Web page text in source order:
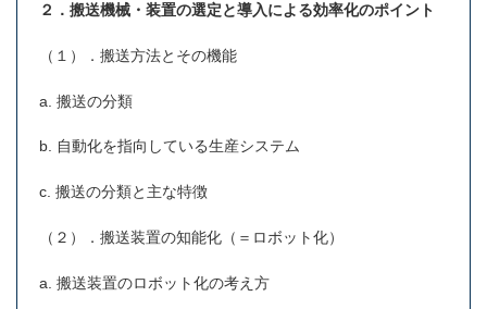
２．搬送機械・装置の選定と導入による効率化のポイント
（１）．搬送方法とその機能
a. 搬送の分類
b. 自動化を指向している生産システム
c. 搬送の分類と主な特徴
（２）．搬送装置の知能化（＝ロボット化）
a. 搬送装置のロボット化の考え方